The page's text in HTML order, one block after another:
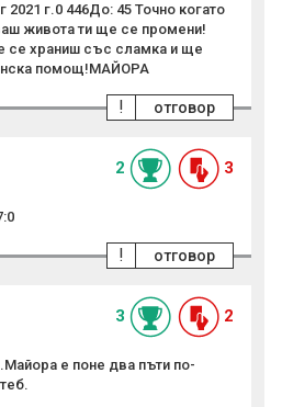
2021 г.0 446До: 45 Точно когато
живота ти ще се промени!
храниш със сламка и ще
помощ!МАЙОРА
отговор
!
2 3
отговор
!
3 2
е поне два пъти по-